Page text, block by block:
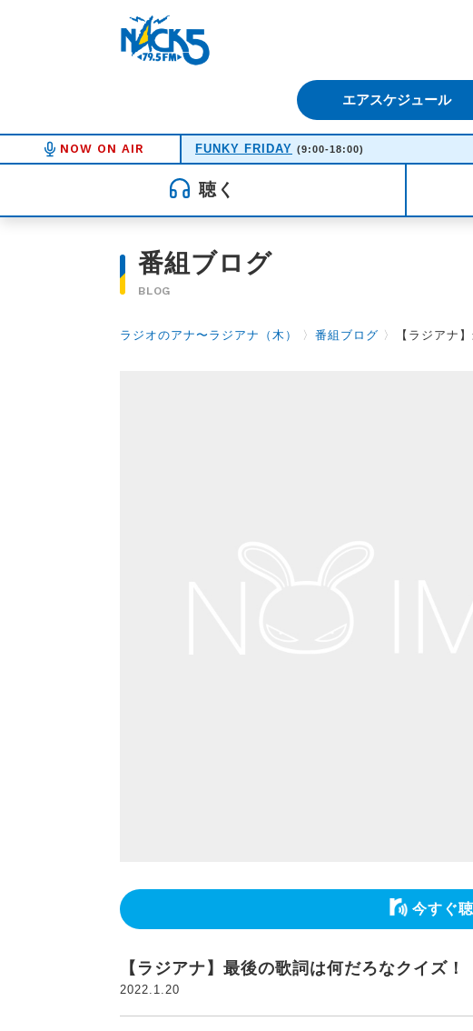
エアスケジュール
NOW ON AIR FUNKY FRIDAY (9:00-18:00)
聴く
番組ブログ
BLOG
ラジオのアナ〜ラジアナ（木） 〉 番組ブログ 〉 【ラジアナ
今すぐ聴
【ラジアナ】最後の歌詞は何だろなクイズ！
2022.1.20